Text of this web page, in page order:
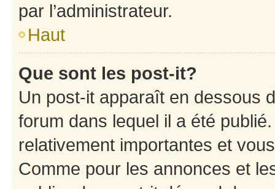
par l’administrateur.
Haut
Que sont les post-it?
Un post-it apparaît en dessous
forum dans lequel il a été
relativement importantes et
Comme pour les annonces et